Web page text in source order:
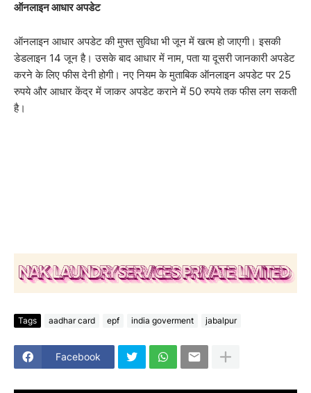
ऑनलाइन आधार अपडेट
ऑनलाइन आधार अपडेट की मुफ्त सुविधा भी जून में खत्म हो जाएगी। इसकी
डेडलाइन 14 जून है। उसके बाद आधार में नाम, पता या दूसरी जानकारी अपडेट
करने के लिए फीस देनी होगी। नए नियम के मुताबिक ऑनलाइन अपडेट पर 25
रुपये और आधार केंद्र में जाकर अपडेट कराने में 50 रुपये तक फीस लग सकती
है।
Tags aadhar card epf india goverment jabalpur
Facebook